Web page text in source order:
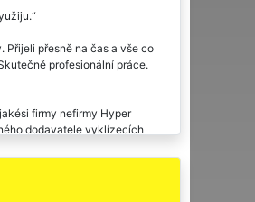
přesně na čas a vše co
profesionální práce.
firmy nefirmy Hyper
dodavatele vyklízecích
byla perfektně vyklizená. Za